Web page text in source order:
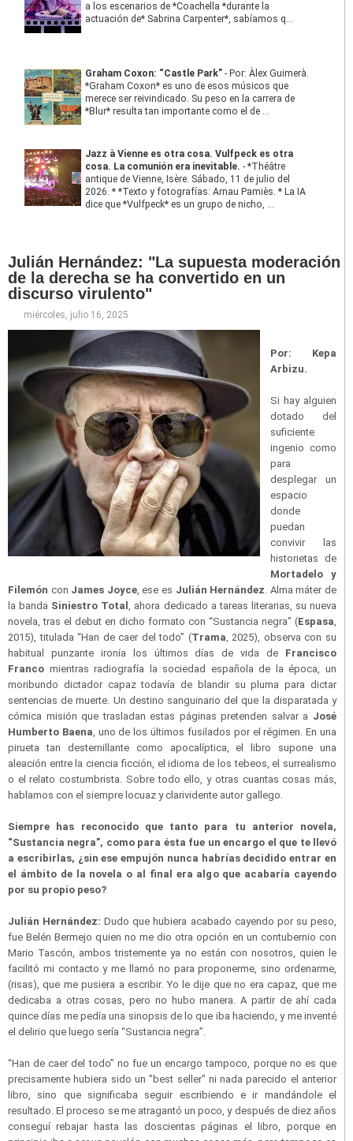
a los escenarios de *Coachella *durante la
actuación de* Sabrina Carpenter*, sabíamos q...
Graham Coxon: “Castle Park” - Por: Àlex Guimerà.
*Graham Coxon* es uno de esos músicos que
merece ser reivindicado. Su peso en la carrera de
*Blur* resulta tan importante como el de ...
Jazz à Vienne es otra cosa. Vulfpeck es otra
cosa. La comunión era inevitable. -*Théâtre
antique de Vienne, Isère. Sábado, 11 de julio del
2026. * *Texto y fotografías: Arnau Pamiès. * La IA
dice que *Vulfpeck* es un grupo de nicho, ...
Julián Hernández: "La supuesta moderación
de la derecha se ha convertido en un
discurso virulento"
miércoles, julio 16, 2025
Por: Kepa
Arbizu.
Si hay alguien
dotado del
suficiente
ingenio como
para
desplegar un
espacio
donde
puedan
convivir las
historietas de
Mortadelo y
Filemón con James Joyce, ese es Julián Hernández. Alma máter de
la banda Siniestro Total, ahora dedicado a tareas literarias, su nueva
novela, tras el debut en dicho formato con “Sustancia negra” (Espasa,
2015), titulada “Han de caer del todo” (Trama, 2025), observa con su
habitual punzante ironía los últimos días de vida de Francisco
Franco mientras radiografía la sociedad española de la época, un
moribundo dictador capaz todavía de blandir su pluma para dictar
sentencias de muerte. Un destino sanguinario del que la disparatada y
cómica misión que trasladan estas páginas pretenden salvar a José
Humberto Baena, uno de los últimos fusilados por el régimen. En una
pirueta tan desternillante como apocalíptica, el libro supone una
aleación entre la ciencia ficción, el idioma de los tebeos, el surrealismo
o el relato costumbrista. Sobre todo ello, y otras cuantas cosas más,
hablamos con el siempre locuaz y clarividente autor gallego.
Siempre has reconocido que tanto para tu anterior novela,
“Sustancia negra”, como para ésta fue un encargo el que te llevó
a escribirlas, ¿sin ese empujón nunca habrías decidido entrar en
el ámbito de la novela o al final era algo que acabaría cayendo
por su propio peso?
Julián Hernández: Dudo que hubiera acabado cayendo por su peso,
fue Belén Bermejo quien no me dio otra opción en un contubernio con
Mario Tascón, ambos tristemente ya no están con nosotros, quien le
facilitó mi contacto y me llamó no para proponerme, sino ordenarme,
(risas), que me pusiera a escribir. Yo le dije que no era capaz, que me
dedicaba a otras cosas, pero no hubo manera. A partir de ahí cada
quince días me pedía una sinopsis de lo que iba haciendo, y me inventé
el delirio que luego sería “Sustancia negra”.
“Han de caer del todo” no fue un encargo tampoco, porque no es que
precisamente hubiera sido un "best seller" ni nada parecido el anterior
libro, sino que significaba seguir escribiendo e ir mandándole el
resultado. El proceso se me atragantó un poco, y después de diez años
conseguí rebajar hasta las doscientas páginas el libro, porque en